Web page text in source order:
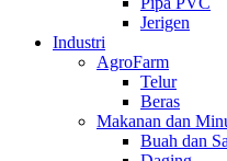
Jerigen
Industri
AgroFarm
Telur
Beras
Makanan dan
Buah dan